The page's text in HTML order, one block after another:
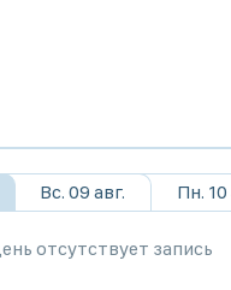
Вс. 09 авг. Пн. 10
отсутствует запись